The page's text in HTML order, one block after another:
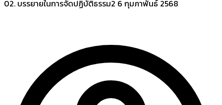
02. บรรยายในการจัดปฏิบัติธรรม2 6 กุมภาพันธ์ 2568